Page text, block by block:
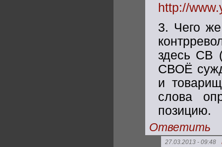
http://
3. Чего
здесь СВ
СВОЁ
и
слова
позицию.
Ответить
27.03.2013 - 09:48